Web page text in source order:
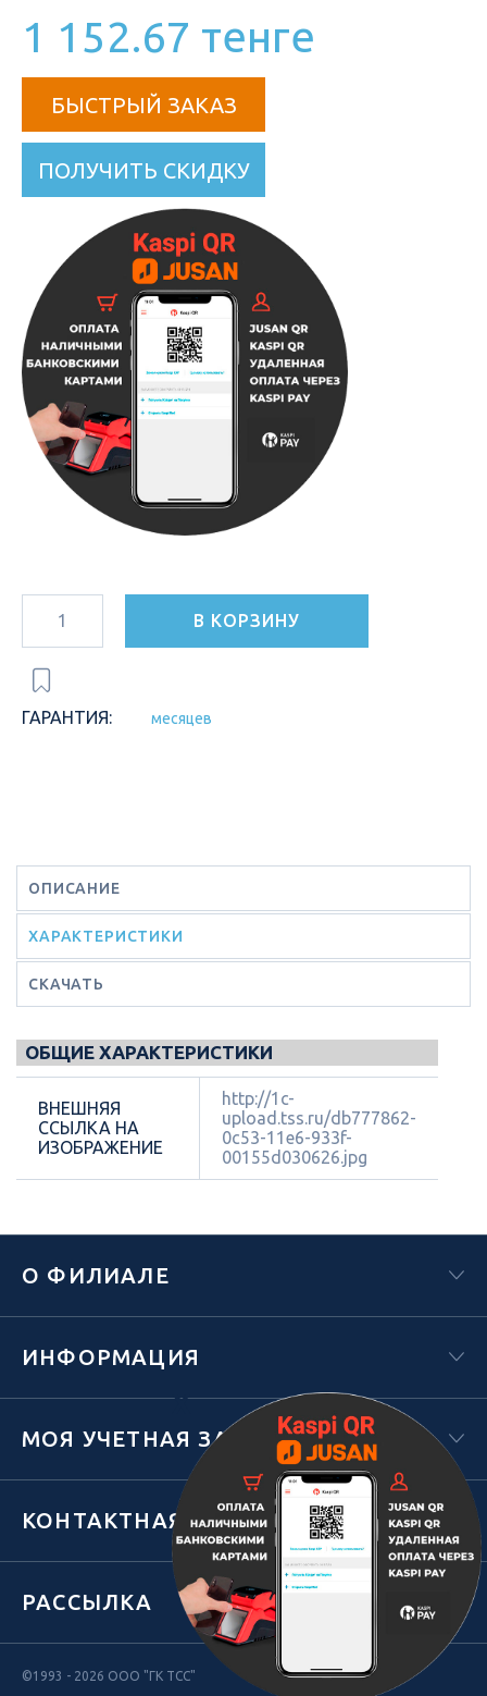
1 152.67 тенге
БЫСТРЫЙ ЗАКАЗ
ПОЛУЧИТЬ СКИДКУ
В КОРЗИНУ
ГАРАНТИЯ: месяцев
ОПИСАНИЕ
ХАРАКТЕРИСТИКИ
СКАЧАТЬ
ОБЩИЕ ХАРАКТЕРИСТИКИ
ВНЕШНЯЯ
ССЫЛКА НА
ИЗОБРАЖЕНИЕ
http://1c-
upload.tss.ru/db777862-
0c53-11e6-933f-
00155d030626.jpg
Х
О ФИЛИАЛЕ
ИНФОРМАЦИЯ
МОЯ УЧЕТНАЯ ЗАПИСЬ
КОНТАКТНАЯ ИНФОРМАЦИЯ
РАССЫЛКА
©1993 - 2026 ООО "ГК ТСС"